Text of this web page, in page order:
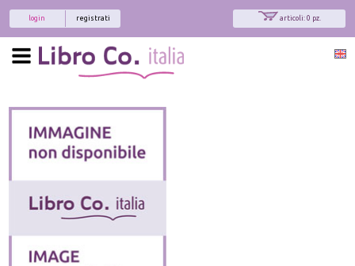
articoli: 0 pz.
registrati
login